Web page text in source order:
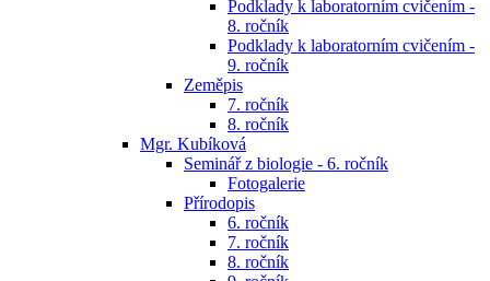
Podklady k laboratorním cvičením -
8. ročník
Podklady k laboratorním cvičením -
9. ročník
Zeměpis
7. ročník
8. ročník
Mgr. Kubíková
Seminář z biologie - 6. ročník
Fotogalerie
Přírodopis
6. ročník
7. ročník
8. ročník